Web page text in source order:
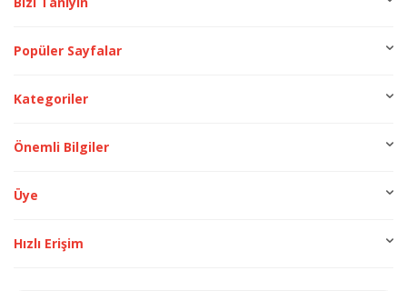
Popüler Sayfalar
Kategoriler
Önemli Bilgiler
Üye
Hızlı Erişim